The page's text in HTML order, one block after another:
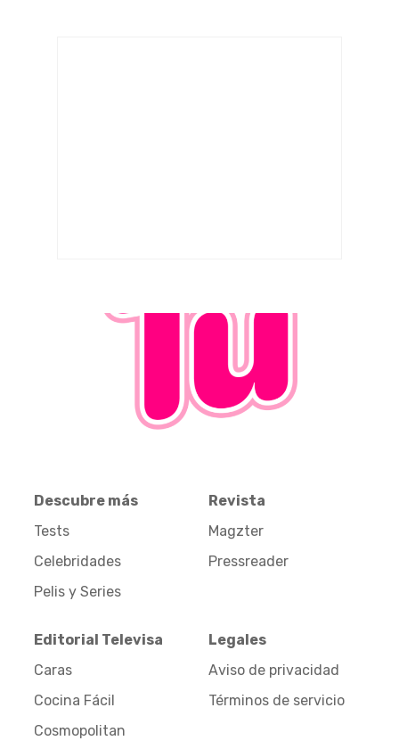
Descubre más
Tests
Celebridades
Pelis y Series
Revista
Magzter
Pressreader
Editorial Televisa
Caras
Cocina Fácil
Cosmopolitan
Legales
Aviso de privacidad
Términos de servicio